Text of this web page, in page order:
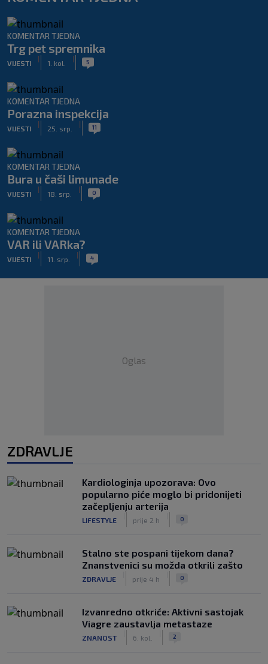
KOMENTAR TJEDNA
Trg pet spremnika
VIJESTI
|
1. kol.
| 5
KOMENTAR TJEDNA
Porazna inspekcija
VIJESTI
|
25. srp.
| 11
KOMENTAR TJEDNA
Bura u čaši limunade
VIJESTI
|
18. srp.
| 0
KOMENTAR TJEDNA
VAR ili VARka?
VIJESTI
|
11. srp.
| 4
Oglas
ZDRAVLJE
Kardiologinja upozorava: Ovo
popularno piće moglo bi pridonijeti
začepljenju arterija
LIFESTYLE prije 2 h 0
Stalno ste pospani tijekom dana?
Znanstvenici su možda otkrili zašto
ZDRAVLJE prije 4 h 0
Izvanredno otkriće: Aktivni sastojak
Viagre zaustavlja metastaze
ZNANOST 6. kol. 2